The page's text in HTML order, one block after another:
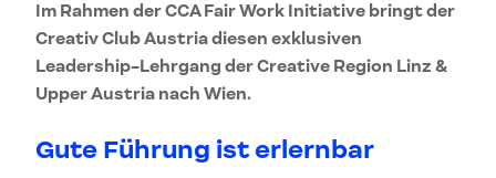
Im Rahmen der CCA Fair Work Initiative bringt der
Creativ Club Austria diesen exklusiven
Leadership-Lehrgang der Creative Region Linz &
Upper Austria nach Wien.
Gute Führung ist erlernbar